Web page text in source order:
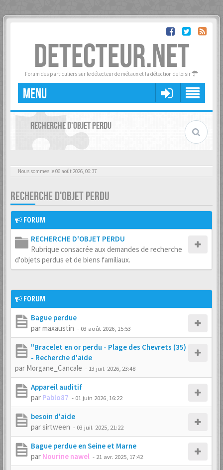
DETECTEUR.NET
Forum des particuliers sur le détecteur de métaux et la détection de loisir
MENU
RECHERCHE D'OBJET PERDU
Nous sommes le 06 août 2026, 06:37
RECHERCHE D'OBJET PERDU
FORUM
RECHERCHE D'OBJET PERDU
Rubrique consacrée aux demandes de recherche
d'objets perdus et de biens familiaux.
FORUM
Bague perdue
parmaxaustin - 03 août 2026, 15:53
"Bracelet en or perdu - Plage des Chevrets (35)
- Recherche d'aide
par Morgane_Cancale - 13 juil. 2026, 23:48
Appareil auditif
par Pablo87 - 01 juin 2026, 16:22
besoin d'aide
parsirtween - 03 juil. 2025, 21:22
Bague perdue en Seine et Marne
par Nourine nawel - 21 avr. 2025, 17:42